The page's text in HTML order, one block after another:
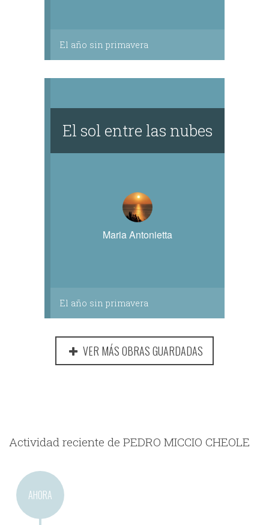
El año sin primavera
El sol entre las nubes
Maria Antonietta
El año sin primavera
VER MÁS OBRAS GUARDADAS
Actividad reciente de PEDRO MICCIO CHEOLE
AHORA